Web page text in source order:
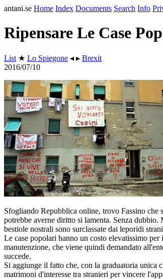
antani.se Home Index Documents Search Info
Ripensare Le Case
List ★ Lo Spiegone ◂ ▸ Brexit
2016/07/10
Sfogliando Repubblica online, trovo Fassino che
potrebbe averne diritto si lamenta. Senza
bestiole nostrali sono surclassate dai leporidi
Le case popolari hanno un costo elevatissimo
manutenzione, che viene quindi demandato
succede.
Si aggiunge il fatto che, con la graduatoria unica
matrimoni d'interesse tra stranieri per vincere